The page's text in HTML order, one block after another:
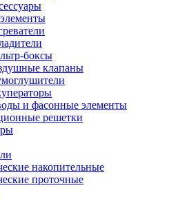
боксы
клапаны
и фасонные элементы
решетки
накопительные
проточные